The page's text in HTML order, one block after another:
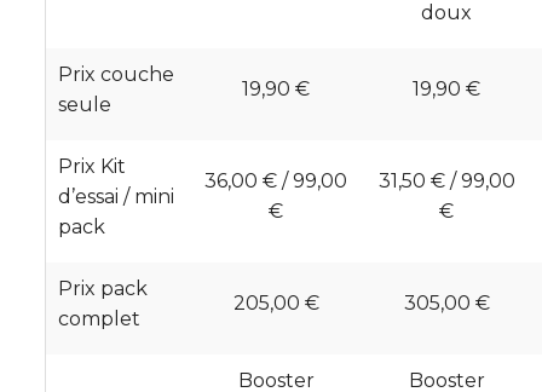
doux
Prix couche
seule
19,90 € 19,90 €
Prix Kit
d’essai / mini
pack
36,00 € / 99,00
€
31,50 € / 99,00
€
Prix pack
complet
205,00 € 305,00 €
Booster
Booster